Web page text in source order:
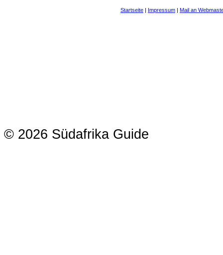
Startseite Impressum Mail an
© 2026 Südafrika Guide